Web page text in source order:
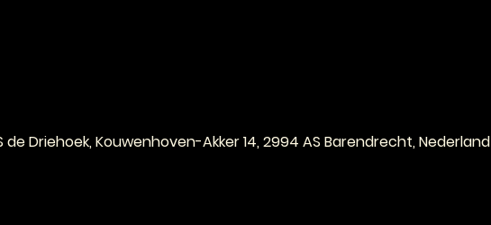
Driehoek, Kouwenhoven-Akker 14, 2994 AS Barendrecht, Nederland